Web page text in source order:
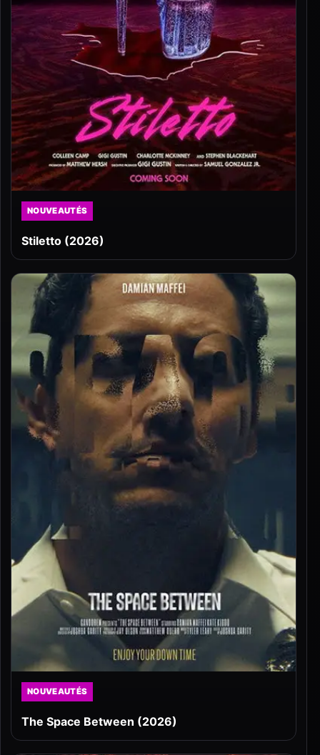
NOUVEAUTÉS
Stiletto (2026)
NOUVEAUTÉS
The Space Between (2026)